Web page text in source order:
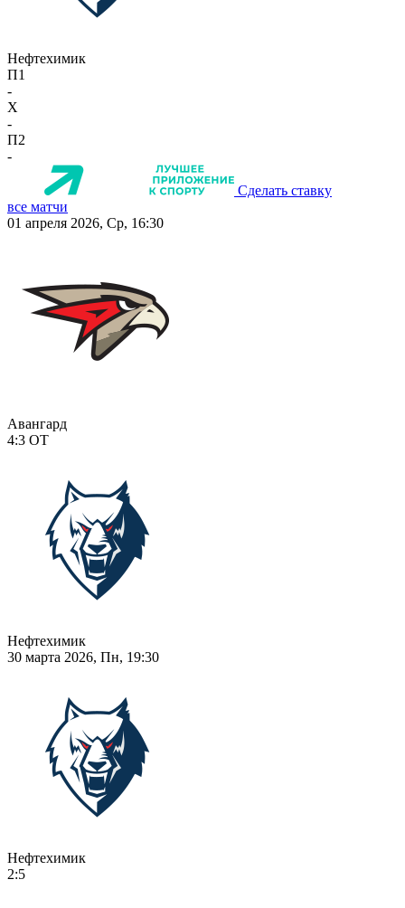
Нефтехимик
П1
-
X
-
П2
-
Сделать ставку
все матчи
01 апреля 2026, Ср, 16:30
Авангард
4:3 ОТ
Нефтехимик
30 марта 2026, Пн, 19:30
Нефтехимик
2:5